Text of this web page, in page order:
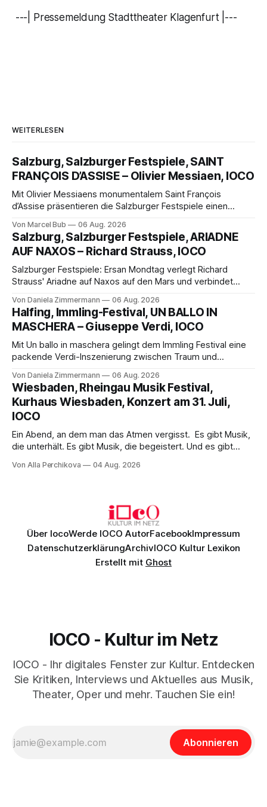
---| Pressemeldung Stadttheater Klagenfurt |---
WEITERLESEN
Salzburg, Salzburger Festspiele, SAINT
FRANÇOIS D’ASSISE – Olivier Messiaen, IOCO
Mit Olivier Messiaens monumentalem Saint François
d’Assise präsentieren die Salzburger Festspiele einen
eine bildgewaltige Inszenierung, Maxime Pascal entfaltet
die komplexe Partitur eindrucksvoll, Philippe Sly berührt als
Franziskus.
Von Marcel Bub 06 Aug. 2026
Salzburg, Salzburger Festspiele, ARIADNE
AUF NAXOS – Richard Strauss, IOCO
Salzburger Festspiele: Ersan Mondtag verlegt Richard
Strauss' Ariadne auf Naxos auf den Mars und verbindet
Aufführung mit starken Solisten und den Wiener
Philharmonikern, szenisch bleibt der zweite Akt jedoch
hinter den Erwartungen zurück.
Von Daniela Zimmermann 06 Aug. 2026
Halfing, Immling-Festival, UN BALLO IN
MASCHERA – Giuseppe Verdi, IOCO
Mit Un ballo in maschera gelingt dem Immling Festival eine
packende Verdi-Inszenierung zwischen Traum und
psychologische Tiefe mit starken Bildern, getragen von
einem spielfreudigen Ensemble und einer musikalisch
überzeugenden Gesamtleistung.
Von Daniela Zimmermann 06 Aug. 2026
Wiesbaden, Rheingau Musik Festival,
Kurhaus Wiesbaden, Konzert am 31. Juli,
IOCO
Ein Abend, an dem man das Atmen vergisst. Es gibt Musik,
die unterhält. Es gibt Musik, die begeistert. Und es gibt
Genau so war der Abend im Kurhaus Wiesbaden, an dem
Von Alla Perchikova 04 Aug. 2026
Über IocoWerde IOCO AutorFacebookImpressum
DatenschutzerklärungArchivIOCO Kultur Lexikon
Erstellt mit Ghost
IOCO - Kultur im Netz
IOCO - Ihr digitales Fenster zur Kultur. Entdecken
Sie Kritiken, Interviews und Aktuelles aus Musik,
Theater, Oper und mehr. Tauchen Sie ein!
Abonnieren